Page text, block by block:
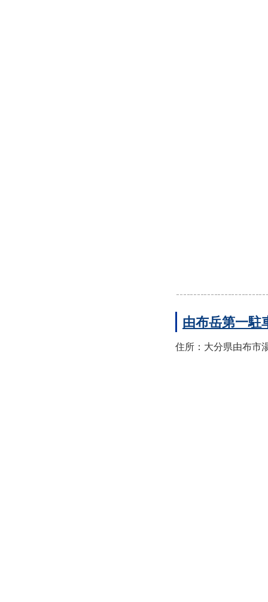
由布岳第一駐
住所：大分県由布市